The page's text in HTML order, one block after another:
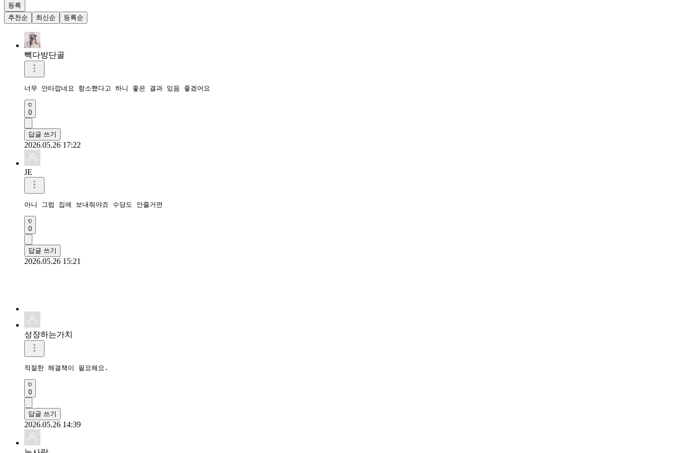
등록
추천순
최신순 등록순
빽다방단골
너무 안타깝네요 항소했다고 하니 좋은 결과 있음 좋겠어요
0
답글 쓰기
2026.05.26 17:22
JE
아니 그럼 집에 보내줘야죠 수당도 안줄거면
0
답글 쓰기
2026.05.26 15:21
성장하는가치
적절한 해결책이 필요해요.
0
답글 쓰기
2026.05.26 14:39